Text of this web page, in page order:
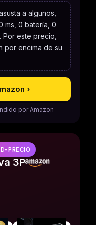
a algunos,
ms, 0 batería, 0
Por este precio,
por encima de su
›
por Amazon
PRECIO
3P